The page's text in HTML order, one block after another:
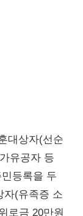
대상자(선순
유공자 등
등록을 두
자(유족증 소
로금 20만원